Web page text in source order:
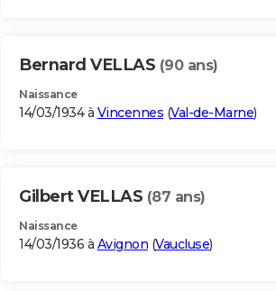
Bernard VELLAS (90 ans)
Naissance
14/03/1934 à Vincennes (Val-de-Marne)
Gilbert VELLAS (87 ans)
Naissance
14/03/1936 à Avignon (Vaucluse)